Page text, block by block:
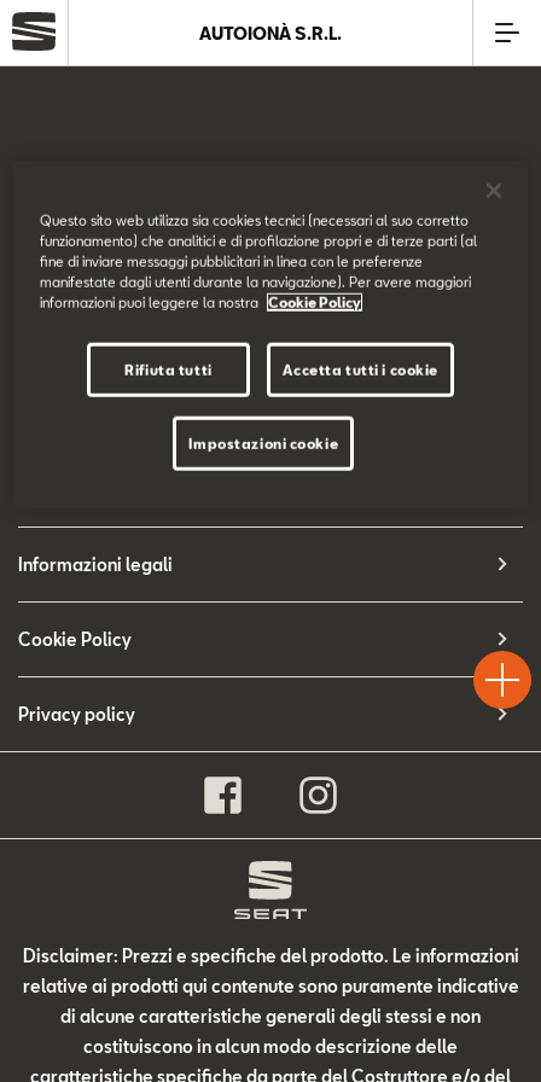
Offerte
Business
SEAT Usato Certificato
Contatti
Configuratore
AUTOIONÀ S.R.L.
Prova su strada
Configuratore
Informazioni legali
Cookie Policy
Privacy policy
Disclaimer: Prezzi e specifiche del prodotto. Le informazioni
relative ai prodotti qui contenute sono puramente indicative
di alcune caratteristiche generali degli stessi e non
costituiscono in alcun modo descrizione delle
caratteristiche specifiche da parte del Costruttore e/o del
Drive
Chiama
Questo sito web utilizza sia cookies tecnici (necessari al suo corretto
funzionamento) che analitici e di profilazione propri e di terze parti (al
fine di inviare messaggi pubblicitari in linea con le preferenze
manifestate dagli utenti durante la navigazione). Per avere maggiori
informazioni puoi leggere la nostra
Cookie Policy
Rifiuta tutti Accetta tutti i cookie
Impostazioni cookie